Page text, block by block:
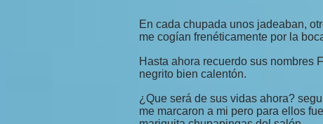
En cada chupada unos jadeaban,
me cogían frenéticamente por la
Hasta ahora recuerdo sus nombres
negrito bien calentón.
¿Que será de sus vidas ahora?
me marcaron a mi pero para ellos